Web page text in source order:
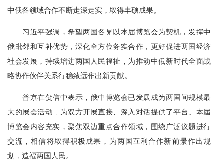
中俄各领域合作不断走深走实，取得丰硕成果。
习近平强调，希望两国各界以本届博览会为契机，发挥中
俄毗邻和互补优势，深化全方位务实合作，更好促进两国经济
社会发展，持续增进两国人民福祉，为推动中俄新时代全面战
略协作伙伴关系行稳致远作出新贡献。
普京在贺信中表示，俄中博览会已发展成为两国间规模最
大的展会活动，为双方开展直接、深入对话提供了平台。本届
博览会内容充实，聚焦双边重点合作领域，围绕广泛议题进行
交流，相信将取得积极成果，为两国互利合作新前景作出规
划，造福两国人民。